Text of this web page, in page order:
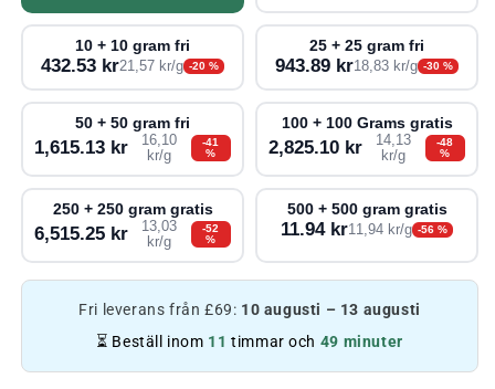
10 + 10 gram fri
432.53 kr21,57 kr/g -20 %
25 + 25 gram fri
943.89 kr18,83 kr/g -30 %
50 + 50 gram fri
1,615.13 kr
16,10
kr/g
-41
%
100 + 100 Grams gratis
2,825.10 kr
14,13
kr/g
-48
%
250 + 250 gram gratis
6,515.25 kr
13,03
kr/g
-52
%
500 + 500 gram gratis
11.94 kr11,94 kr/g -56 %
Fri leverans från £69: 10 augusti – 13 augusti
⏳ Beställ inom 11 timmar och 49 minuter